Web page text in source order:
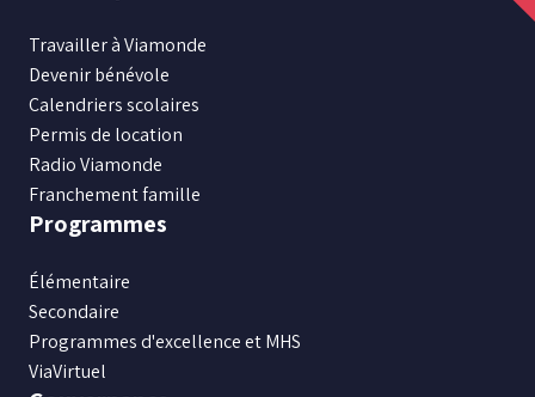
sur
Facebook
sur
Instagram
sur
X
sur
Travailler à Viamonde
Devenir bénévole
Calendriers scolaires
Permis de location
Radio Viamonde
Franchement famille
Programmes
Élémentaire
Secondaire
Programmes d'excellence et MHS
ViaVirtuel